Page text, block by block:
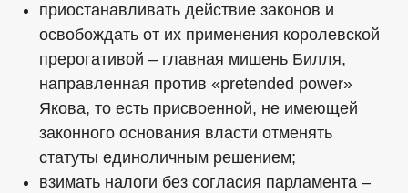
приостанавливать действие законов и
освобождать от их применения королевской
прерогативой – главная мишень Билля,
направленная против «pretended power»
Якова, то есть присвоенной, не имеющей
законного основания власти отменять
статуты единоличным решением;
взимать налоги без согласия парламента –